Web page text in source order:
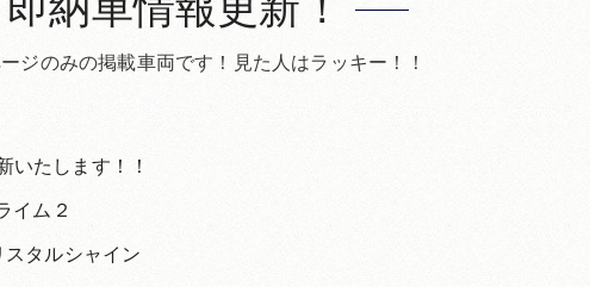
ジのみの掲載車両です！見た人はラッキー！！
いたします！！
イム２
タルシャイン